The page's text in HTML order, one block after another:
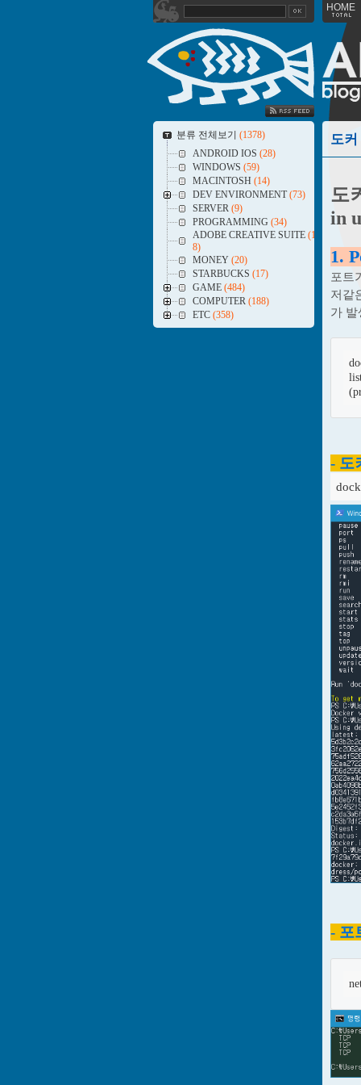
HOME
SS FEED
분류 전체보기 (1378)
ANDROID IOS (28)
WINDOWS (59)
MACINTOSH (14)
DEV ENVIRONMENT(73)
SERVER(9)
PROGRAMMING (34)
ADOBE CREATIVE SUITE(1
8)
MONEY(20)
STARBUCKS (17)
GAME(484)
COMPUTER(188)
ETC(358)
도
도
in
1.
포트
저같
가 발
- 도
- 포